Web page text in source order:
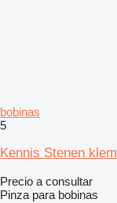
bobinas
5
Kennis Stenen klem
Precio a consultar
Pinza para bobinas